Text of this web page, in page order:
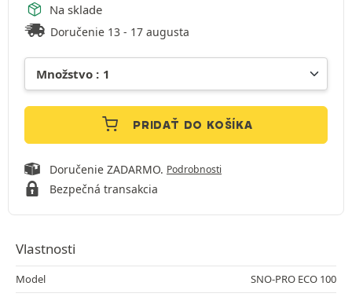
Na sklade
Doručenie 13 - 17 augusta
PRIDAŤ DO KOŠÍKA
Doručenie ZADARMO. Podrobnosti
Bezpečná transakcia
Vlastnosti
Model
SNO-PRO ECO 100